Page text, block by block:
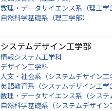
数理・データサイエンス系（理工学
自然科学基礎系（理工学部）
システムデザイン工学部
情報システム工学科
デザイン工学科
人文・社会系（システムデザイン工
英語教育系（システムデザイン工学
数理・データサイエンス系（システ
自然科学基礎系（システムデザイン